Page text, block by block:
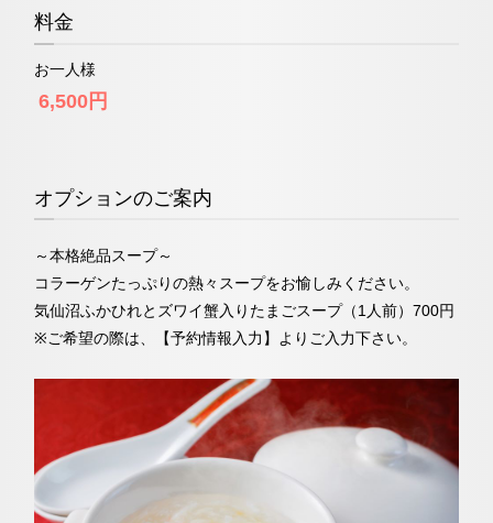
料金
お一人様
6,500円
オプションのご案内
～本格絶品スープ～
コラーゲンたっぷりの熱々スープをお愉しみください。
気仙沼ふかひれとズワイ蟹入りたまごスープ（1人前）700円
※ご希望の際は、【予約情報入力】よりご入力下さい。